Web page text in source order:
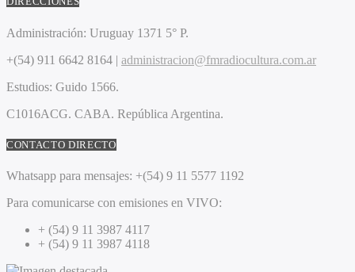
Administración: Uruguay 1371 5° P.
+(54) 911 6642 8164 | administracion@fmradiocultura.com.ar
Estudios: Guido 1566.
C1016ACG. CABA. República Argentina.
CONTACTO DIRECTO
Whatsapp para mensajes: +(54) 9 11 5577 1192
Para comunicarse con emisiones en VIVO:
+ (54) 9 11 3987 4117
+ (54) 9 11 3987 4118